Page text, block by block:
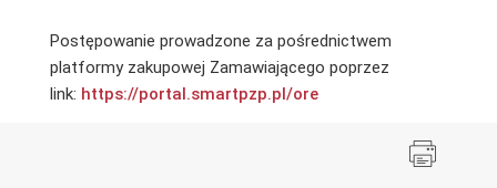
Postępowanie prowadzone za pośrednictwem
platformy zakupowej Zamawiającego poprzez
link: https://portal.smartpzp.pl/ore